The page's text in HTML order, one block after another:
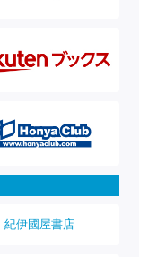
紀伊國屋書店